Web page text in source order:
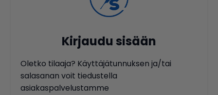
Kirjaudu sisään
Oletko tilaaja? Käyttäjätunnuksen ja/tai
salasanan voit tiedustella
asiakaspalvelustamme